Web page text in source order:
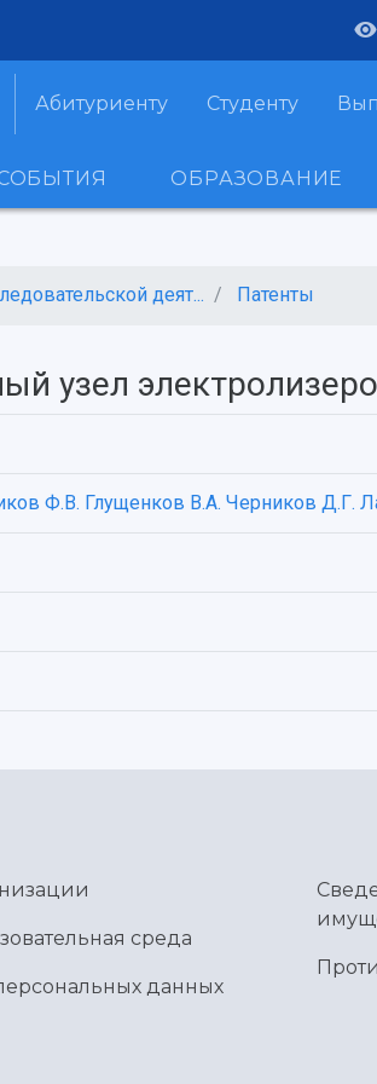
Абитуриенту Студенту
ОБРАЗОВАНИЕ
деят... Патенты
узел
Ф.В. Глущенков В.А. Черников Д.Г.
среда
данных